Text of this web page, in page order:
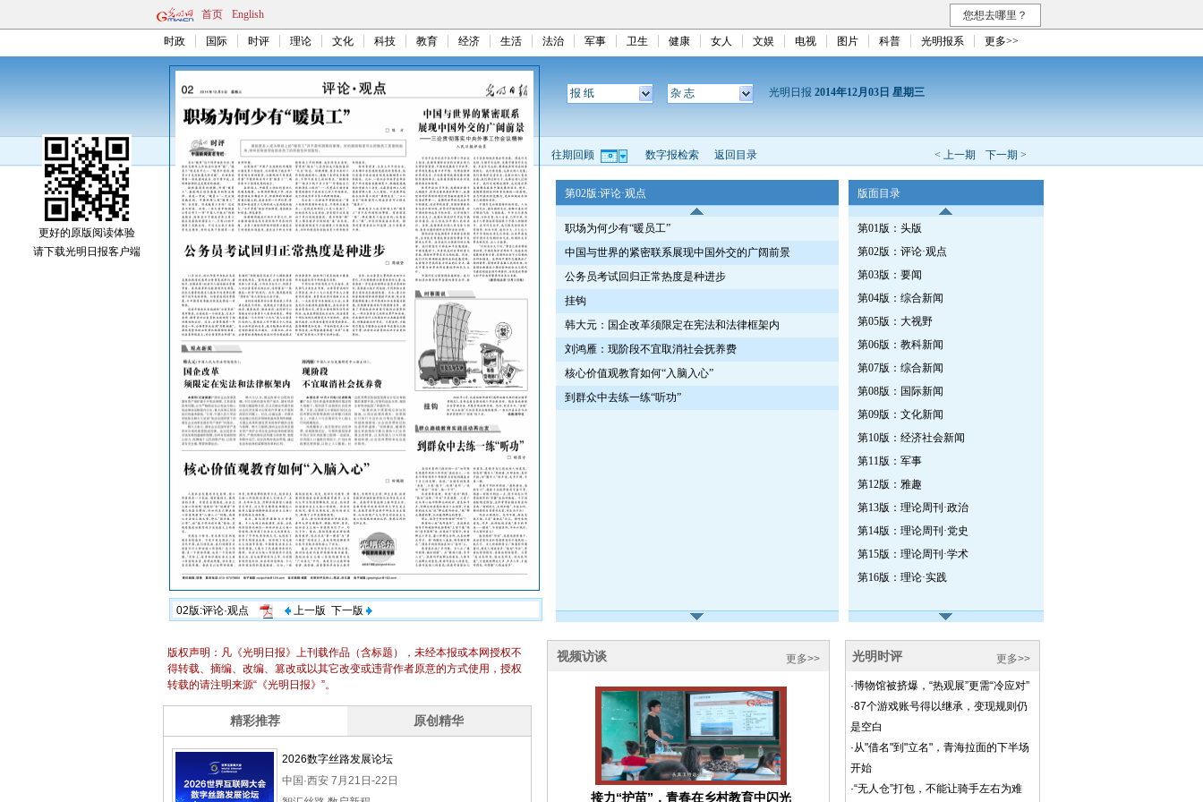
首页 English 您想去哪里？
时政 国际 时评 理论 文化 科技 教育 经济 生活 法治 军事 卫生 健康 女人 文娱 电视 图片 科普 光明报系 更多>>
02版:评论·观点 上一版 下一版
报 纸 杂 志 光明日报 2014年12月03日 星期三
< 上一期 下一期 >
往期回顾 数字报检索 返回目录
第02版:评论·观点
职场为何少有“暖员工”
中国与世界的紧密联系展现中国外交的广阔前景
公务员考试回归正常热度是种进步
挂钩
韩大元：国企改革须限定在宪法和法律框架内
刘鸿雁：现阶段不宜取消社会抚养费
核心价值观教育如何“入脑入心”
到群众中去练一练“听功”
版面目录
第01版：头版
第02版：评论·观点
第03版：要闻
第04版：综合新闻
第05版：大视野
第06版：教科新闻
第07版：综合新闻
第08版：国际新闻
第09版：文化新闻
第10版：经济社会新闻
第11版：军事
第12版：雅趣
第13版：理论周刊·政治
第14版：理论周刊·党史
第15版：理论周刊·学术
第16版：理论·实践
更好的原版阅读体验
请下载光明日报客户端